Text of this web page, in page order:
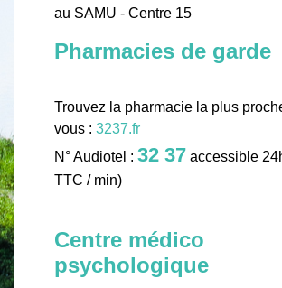
au SAMU - Centre 15
Pharmacies de garde
Trouvez la pharmacie la plus
vous : 3237.fr
N° Audiotel : 32 37 accessible
TTC / min)
Centre médico
psychologique